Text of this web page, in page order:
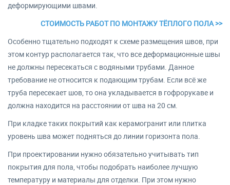
деформирующими швами.
СТОИМОСТЬ РАБОТ ПО МОНТАЖУ ТЁПЛОГО ПОЛА >>
Особенно тщательно подходят к схеме размещения швов, при
этом контур располагается так, что все деформационные швы
не должны пересекаться с водяными трубами. Данное
требование не относится к подающим трубам. Если всё же
труба пересекает шов, то она укладывается в гофрорукаве и
должна находится на расстоянии от шва на 20 см.
При кладке таких покрытий как керамогранит или плитка
уровень шва может подняться до линии горизонта пола.
При проектировании нужно обязательно учитывать тип
покрытия для пола, чтобы подобрать наиболее лучшую
температуру и материалы для отделки. При этом нужно